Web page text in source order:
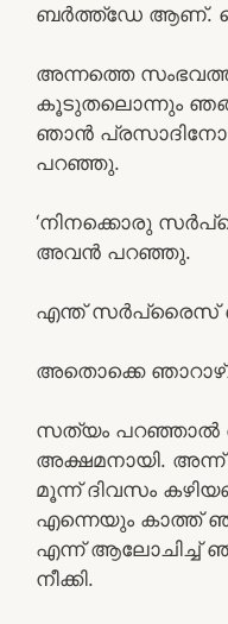
ബർത്ത്ഡേ ആണ്.
അന്നത്തെ
കൂടുതലൊന്നും
ഞാൻ
പറഞ്ഞു.
‘നിനക്കൊരു
അവൻ പറഞ്ഞു.
എന്ത് സർപ്രൈസ്
അതൊക്കെ
സത്യം
അക്ഷമനായി.
മൂന്ന് ദിവസം
എന്നെയും കാത്ത്
എന്ന് ആലോചിച്ച്
നീക്കി.